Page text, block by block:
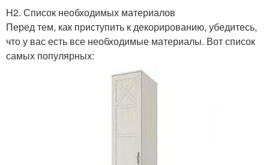
H2. Список необходимых материалов
Перед тем, как приступить к декорированию, убедитесь,
что у вас есть все необходимые материалы. Вот список
самых популярных: